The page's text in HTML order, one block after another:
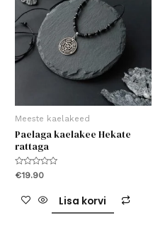
Meeste kaelakeed
Paelaga kaelakee Hekate
rattaga
Hinnanguga
0
€19.90
Lisa korvi